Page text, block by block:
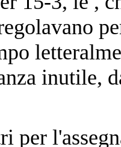
inutile,
per